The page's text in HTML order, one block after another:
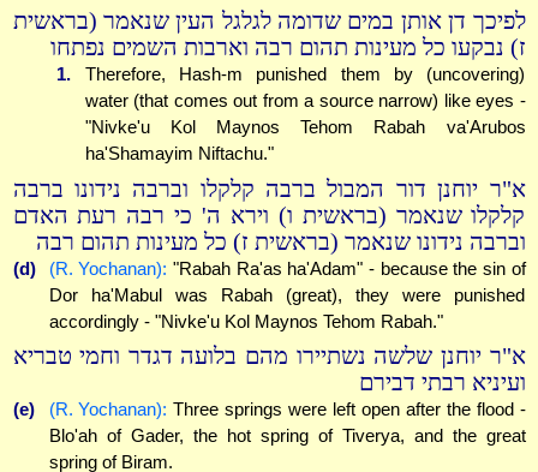
לפיכך דן אותן במים שדומה לגלגל העין שנאמר (בראשית
ז) נבקעו כל מעינות תהום רבה וארבות השמים נפתחו
1.
Therefore, Hash-m punished them by (uncovering)
water (that comes out from a source narrow) like eyes -
"Nivke'u Kol Maynos Tehom Rabah va'Arubos
ha'Shamayim Niftachu."
א"ר יוחנן דור המבול ברבה קלקלו וברבה נידונו ברבה
קלקלו שנאמר (בראשית ו) וירא ה' כי רבה רעת האדם
וברבה נידונו שנאמר (בראשית ז) כל מעינות תהום רבה
(d) (R. Yochanan): "Rabah Ra'as ha'Adam" - because the sin of
Dor ha'Mabul was Rabah (great), they were punished
accordingly - "Nivke'u Kol Maynos Tehom Rabah."
א"ר יוחנן שלשה נשתיירו מהם בלועה דגדר וחמי טבריא
ועיניא רבתי דבירם
(e) (R. Yochanan): Three springs were left open after the flood -
Blo'ah of Gader, the hot spring of Tiverya, and the great
spring of Biram.